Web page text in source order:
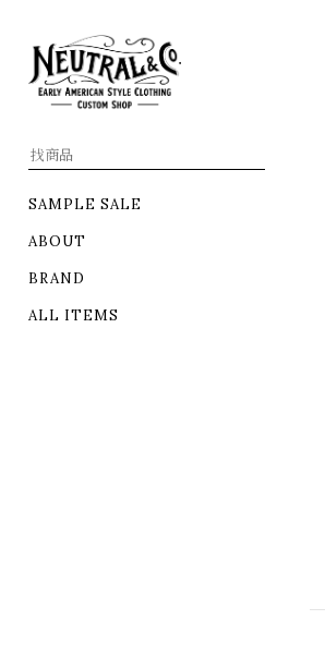
SAMPLE SALE
ABOUT
BRAND
ALL ITEMS